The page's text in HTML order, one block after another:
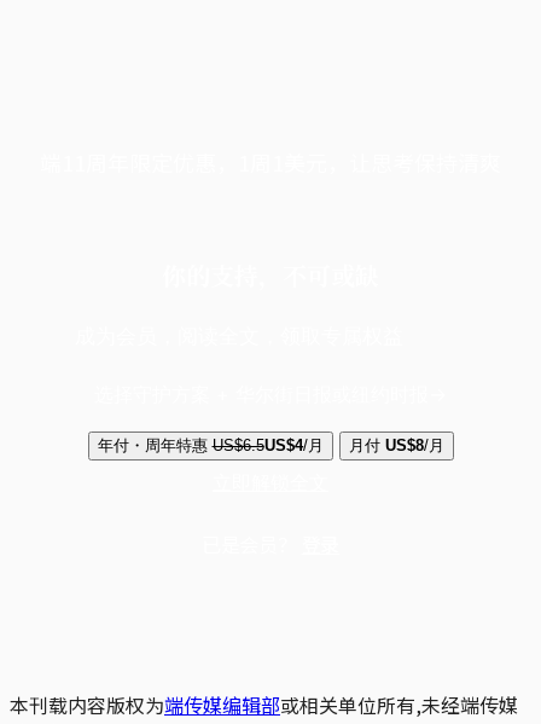
年付・周年特惠 US$6.5US$4/月 月付 US$8/月
本刊载内容版权为端传媒编辑部或相关单位所有,未经端传媒